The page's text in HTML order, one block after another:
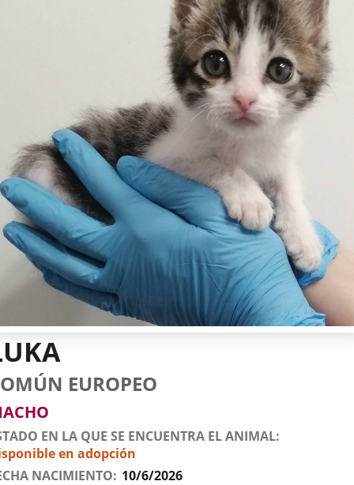
EUROPEO
EN LA QUE SE ENCUENTRA EL ANIMAL
en adopción
NACIMIENTO 10/6/2026